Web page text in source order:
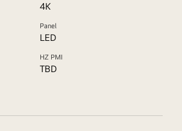
4K
Panel
LED
HZ PMI
TBD